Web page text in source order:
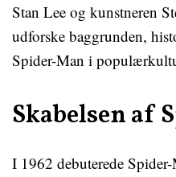
Stan Lee og kunstneren
udforske baggrunden,
Spider-Man i
Skabelsen af
I 1962 debuterede